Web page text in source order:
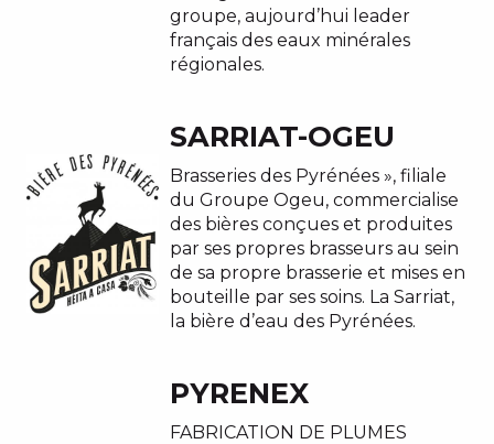
groupe, aujourd’hui leader
français des eaux minérales
régionales.
SARRIAT-OGEU
Brasseries des Pyrénées », filiale
du Groupe Ogeu, commercialise
des bières conçues et produites
par ses propres brasseurs au sein
de sa propre brasserie et mises en
bouteille par ses soins. La Sarriat,
la bière d’eau des Pyrénées.
PYRENEX
FABRICATION DE PLUMES